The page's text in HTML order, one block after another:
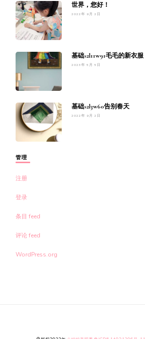
世界，您好！
2022年 9月 2日
基础s2l11w91毛毛的新衣服
2023年 5月 5日
基础s2l3w60告别春天
2022年 9月 2日
管理
注册
登录
条目 feed
评论 feed
WordPress.org